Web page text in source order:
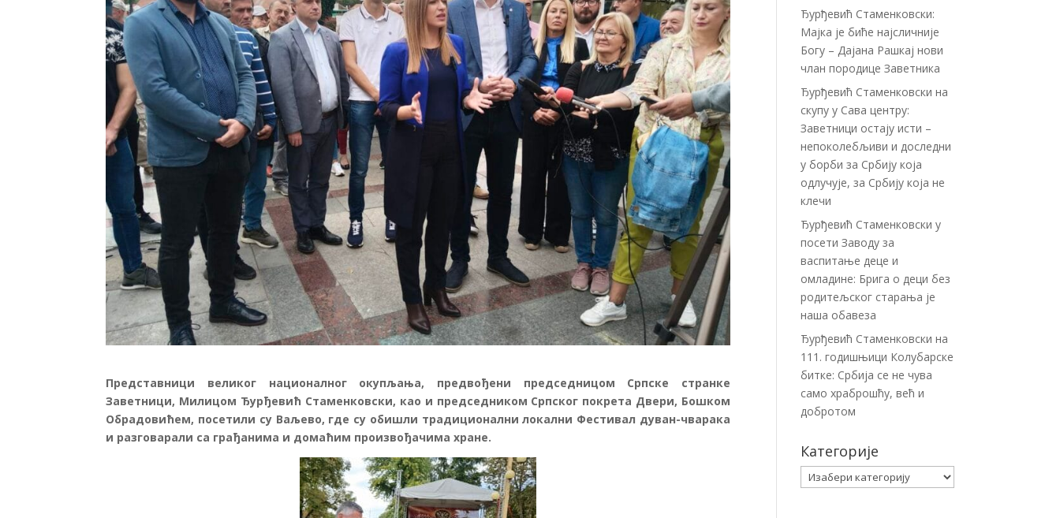
Представници великог националног окупљања, предвођени председницом Српске странке
Заветници, Милицом Ђурђевић Стаменковски, као и председником Српског покрета Двери, Бошком
Обрадовићем, посетили су Ваљево, где су обишли традиционални локални Фестивал дуван-чварака
и разговарали са грађанима и домаћим произвођачима хране.
Ђурђевић Стаменковски:
Мајка је биће најсличније
Богу – Дајана Рашкај нови
члан породице Заветника
Ђурђевић Стаменковски на
скупу у Сава центру:
Заветници остају исти –
непоколебљиви и доследни
у борби за Србију која
одлучује, за Србију која не
клечи
Ђурђевић Стаменковски у
посети Заводу за
васпитање деце и
омладине: Брига о деци без
родитељског старања је
наша обавеза
Ђурђевић Стаменковски на
111. годишњици Колубарске
битке: Србија се не чува
само храброшћу, већ и
добротом
Категорије
Категорије